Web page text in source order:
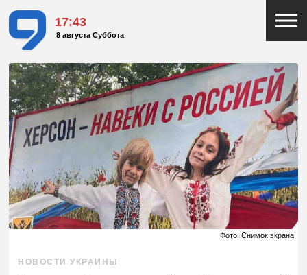
17:43
8 августа Суббота
Фото: Снимок экрана
НОВОСТИ УКРАИНЫ